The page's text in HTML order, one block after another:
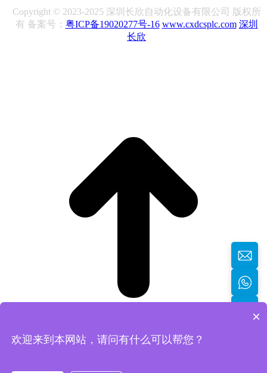
Copyright © 2023-2025 深圳长欣自动化设备有限公司 版权所
有 备案号： 粤ICP备19020277号-16 www.cxdcsplc.com 深圳
长欣
×
欢迎来到本网站，请问有什么可以帮您？